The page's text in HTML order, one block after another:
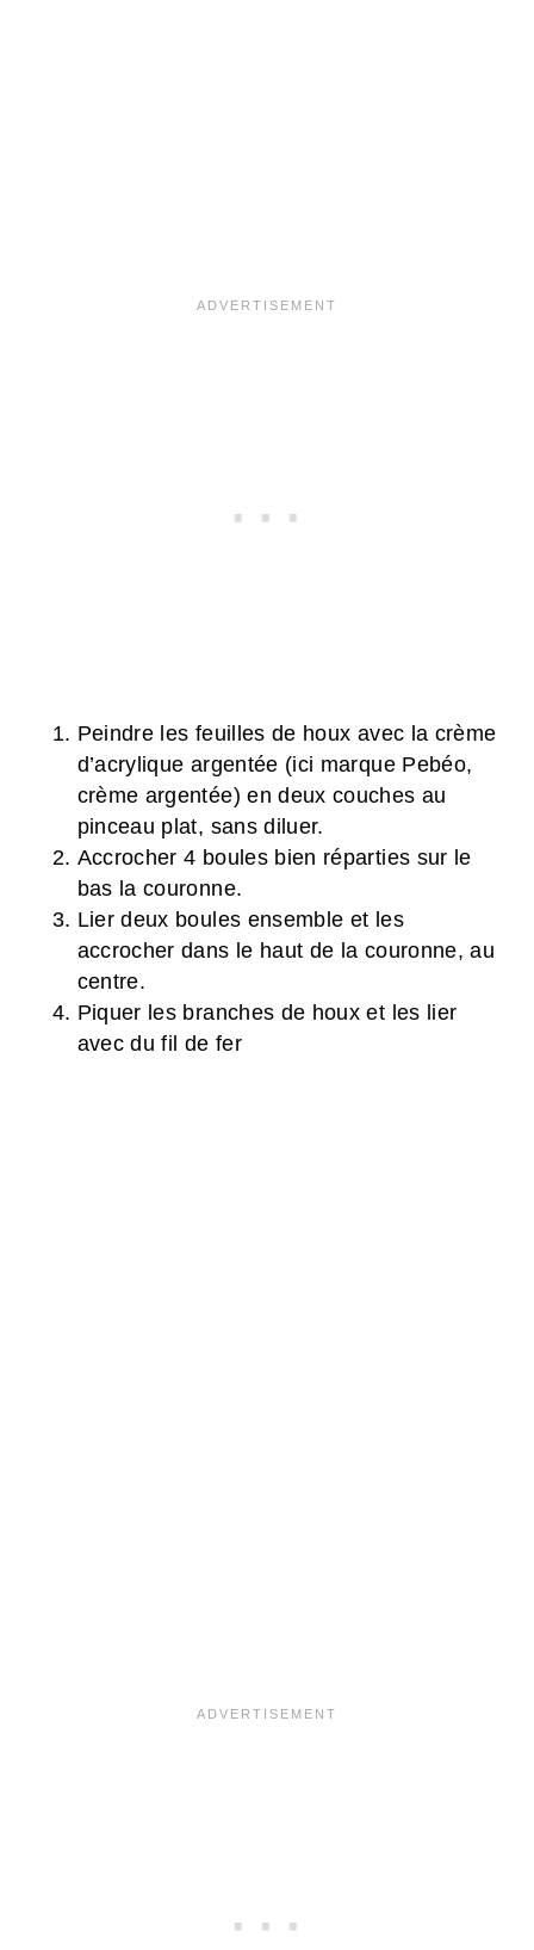
Peindre les feuilles de houx avec la crème
d’acrylique argentée (ici marque Pebéo,
crème argentée) en deux couches au
pinceau plat, sans diluer.
Accrocher 4 boules bien réparties sur le
bas la couronne.
Lier deux boules ensemble et les
accrocher dans le haut de la couronne, au
centre.
Piquer les branches de houx et les lier
avec du fil de fer